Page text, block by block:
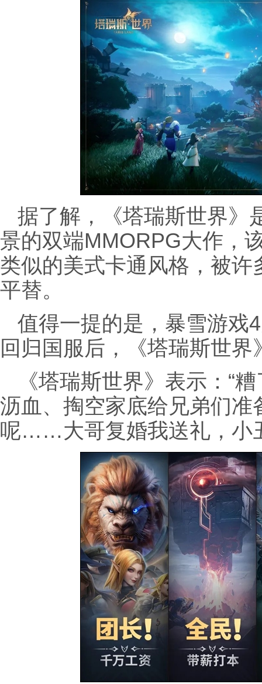
据了解，《塔瑞斯世界》
景的双端MMORPG大作，
类似的美式卡通风格，被
平替。
值得一提的是，暴雪游戏
回归国服后，《塔瑞斯世界
《塔瑞斯世界》表示：“
沥血、掏空家底给兄弟们
呢……大哥复婚我送礼，小